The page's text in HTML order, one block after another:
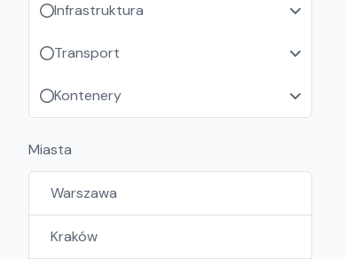
Infrastruktura
Transport
Kontenery
Miasta
Warszawa
Kraków